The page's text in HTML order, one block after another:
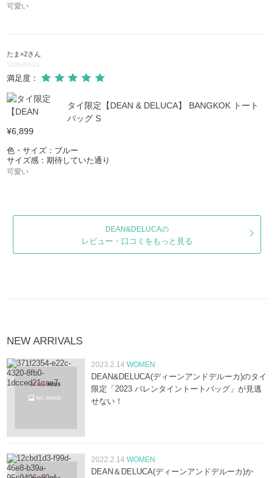
可愛い
たま×2さん
2026/07/28
満足度：
タイ限定【DEAN & DELUCA】 BANGKOK トート
バッグ S
¥6,899
色・サイズ：ブルー
サイズ感：期待していた通り
可愛い
DEAN&DELUCAの
レビュー・口コミをもっと見る
NEW ARRIVALS
2023.2.14 WOMEN
DEAN&DELUCA(ディーンアンドデルーカ)のタイ
限定「2023 バレンタイントートバッグ」が見逃
せない！
2022.2.14 WOMEN
DEAN＆DELUCA(ディーンアンドデルーカ)か